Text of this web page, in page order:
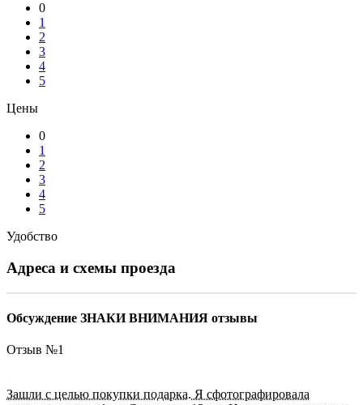
0
1
2
3
4
5
Цены
0
1
2
3
4
5
Удобство
Адреса и схемы проезда
Обсуждение ЗНАКИ ВНИМАНИЯ отзывы
Отзыв №1
Зашли с целью покупки подарка. Я сфотографировала